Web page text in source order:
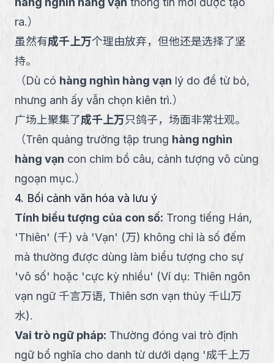
ra.）
虽然有成千上万个理由放弃，但他还是选择了坚
持。
（Dù có hàng nghìn hàng vạn lý do để từ bỏ,
nhưng anh ấy vẫn chọn kiên trì.）
广场上聚集了成千上万只鸽子，场面非常壮观。
（Trên quảng trường tập trung hàng nghìn
hàng vạn con chim bồ câu, cảnh tượng vô cùng
ngoạn mục.）
4. Bối cảnh văn hóa và lưu ý
Tính biểu tượng của con số: Trong tiếng Hán,
'Thiên' (千) và 'Vạn' (万) không chỉ là số đếm
mà thường được dùng làm biểu tượng cho sự
'vô số' hoặc 'cực kỳ nhiều' (Ví dụ: Thiên ngôn
vạn ngữ 千言万语, Thiên sơn vạn thủy 千山万
水).
Vai trò ngữ pháp: Thường đóng vai trò định
ngữ bổ nghĩa cho danh từ dưới dạng '成千上万